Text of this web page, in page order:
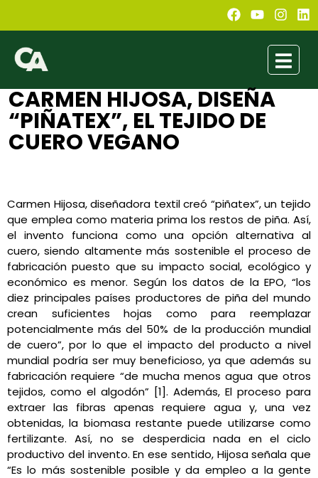
CARMEN HIJOSA, DISEÑA
“PIÑATEX”, EL TEJIDO DE
CUERO VEGANO
Carmen Hijosa, diseñadora textil creó “piñatex”, un tejido
que emplea como materia prima los restos de piña. Así,
el invento funciona como una opción alternativa al
cuero, siendo altamente más sostenible el proceso de
fabricación puesto quesu impacto social, ecológico y
económico es menor. Según los datos de la EPO, “los
diez principales países productores de piña del mundo
crean suficientes hojas como para reemplazar
potencialmente más del 50% de la producción mundial
de cuero”, por lo que el impacto del producto a nivel
mundial podría ser muy beneficioso, ya que además su
fabricación requiere “de mucha menos agua que otros
tejidos, como el algodón” [1]. Además, El proceso para
extraer las fibras apenas requiere agua y, una vez
obtenidas, la biomasa restante puede utilizarse como
fertilizante. Así, no se desperdicia nada en el ciclo
productivo del invento. En ese sentido, Hijosa señala que
“Es lo más sostenible posible y da empleo a la gente